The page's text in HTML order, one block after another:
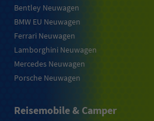
Bentley Neuwagen
BMW EU Neuwagen
Ferrari Neuwagen
Lamborghini Neuwagen
Mercedes Neuwagen
Porsche Neuwagen
Reisemobile & Camper